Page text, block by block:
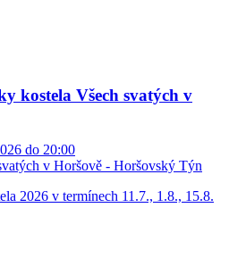
kostela Všech svatých v
do 20:00
v Horšově - Horšovský Týn
2026 v termínech 11.7., 1.8., 15.8.